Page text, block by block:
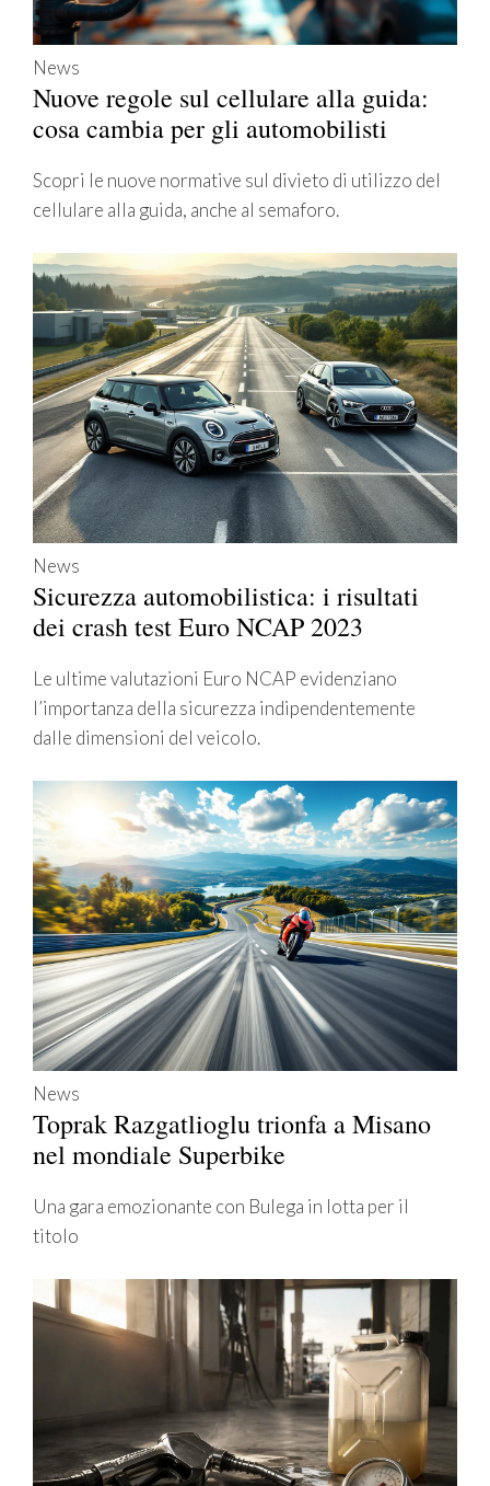
News
Nuove regole sul cellulare alla guida:
cosa cambia per gli automobilisti
Scopri le nuove normative sul divieto di utilizzo del
cellulare alla guida, anche al semaforo.
News
Sicurezza automobilistica: i risultati
dei crash test Euro NCAP 2023
Le ultime valutazioni Euro NCAP evidenziano
l’importanza della sicurezza indipendentemente
dalle dimensioni del veicolo.
News
Toprak Razgatlioglu trionfa a Misano
nel mondiale Superbike
Una gara emozionante con Bulega in lotta per il
titolo